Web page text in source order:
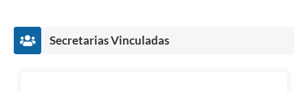
Secretarias Vinculadas